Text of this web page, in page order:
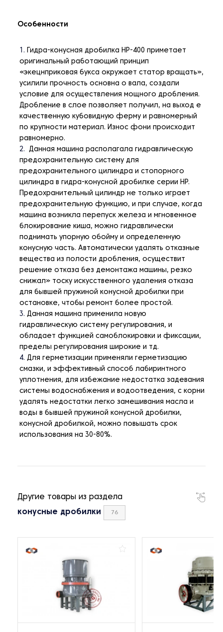
Особенности
Гидра-конусная дробилка НР-400 приметает
оригинальный работающий принцип
«экецнприковая букса окружает статор вращать»,
усилили прочность основна о вала, создали
условие для осуществления мощного дробления.
Дробление в слое позволяет получил, на выход е
качественную кубовидную ферму и равномерный
по крупности материал. Износ фони происходит
равномерно.
Данная машина располагала гидравлическую
предохранительную систему для
предохранительного цилиндра и стопорного
цилиндра в гидра-конусной дробилке серии НР.
Предохранительный цилиндр не только играет
предохранительную функцию, и при случае, когда
машина возникла перепуск железа и мгновенное
блокирование киша, можно гидравлически
поднимать упорную обойму и определенную
конусную часть. Автоматически удалять отказные
вещества из полости дробления, осуществит
решение отказа без демонтажа машины, резко
снижал» тоску искусственного удаления отказа
для бывшей пружиной конусной дробилки при
остановке, чтобы ремонт более простой.
Данная машина применила новую
гидравлическую систему регулирования, и
обладает функцией самоблокировки и фиксации,
пределы регулирования широкие и тд.
Для герметизации применяли герметизацию
смазки, и эффективный способ лабиринтного
уплотнения, для избежание недостатка задевания
системы водоснабжения и водоотведения, с корни
удалять недостатки легко замешивания масла и
воды в бывшей пружиной конусной дробилки,
конусной дробилкой, можно повышать срок
использования на 30-80%.
Другие товары из раздела
конусные дробилки 76